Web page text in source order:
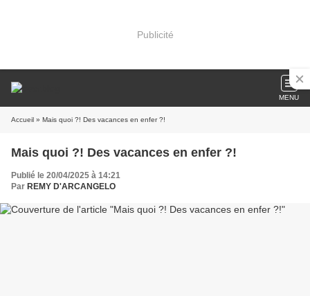
Publicité
MENU
Accueil » Mais quoi ?! Des vacances en enfer ?!
Mais quoi ?! Des vacances en enfer ?!
Publié le 20/04/2025 à 14:21
Par REMY D'ARCANGELO